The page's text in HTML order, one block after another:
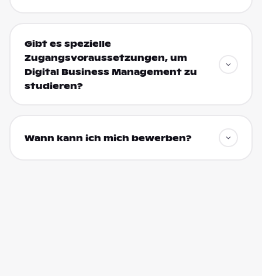
Gibt es spezielle
Zugangsvoraussetzungen, um
Digital Business Management zu
studieren?
Wann kann ich mich bewerben?